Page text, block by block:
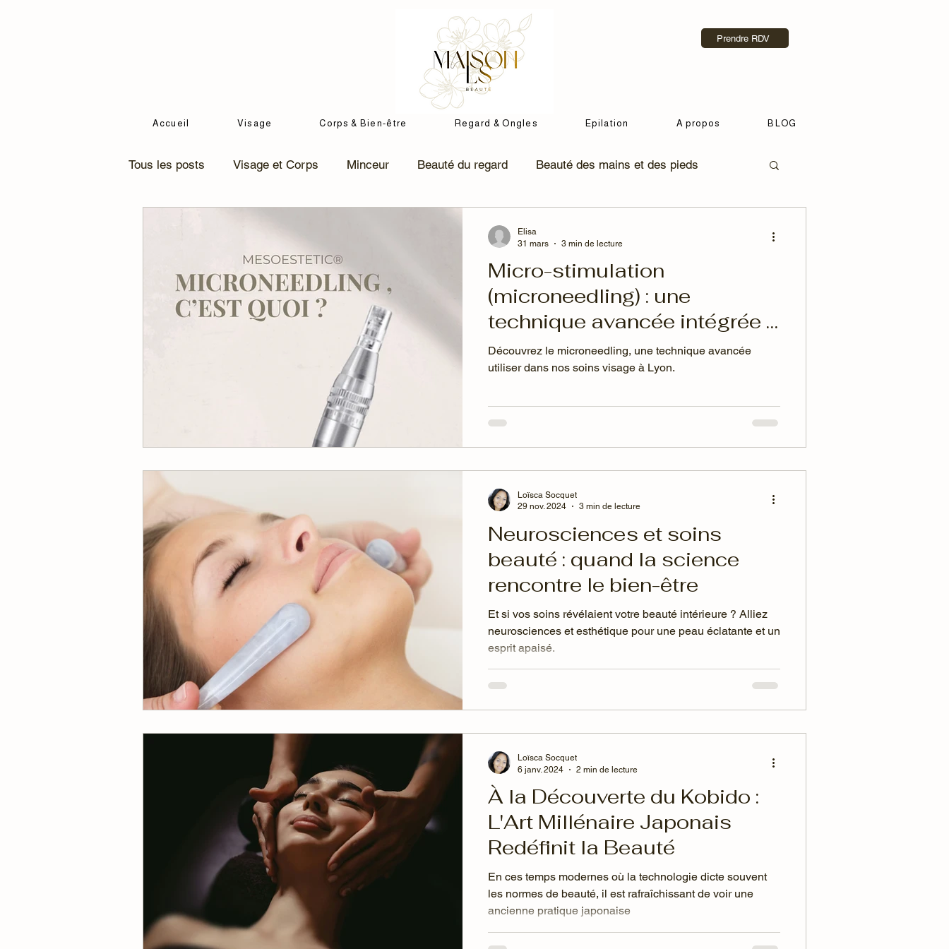
Prendre RDV
Accueil Visage Corps & Bien-être Regard & Ongles Epilation A propos BLOG
Tous les posts Visage et Corps Minceur Beauté du regard Beauté des mains et des pieds
Soin corps & bien-être cellulite
Micro-stimulation
(microneedling) : une
technique avancée intégrée à
nos soins visage à Lyon ✨
Découvrez le microneedling, une technique avancée
utiliser dans nos soins visage à Lyon.
Elisa
31 mars
3 min de lecture
Neurosciences et soins
beauté : quand la science
rencontre le bien-être
Et si vos soins révélaient votre beauté intérieure ? Alliez
neurosciences et esthétique pour une peau éclatante et un
esprit apaisé.
Loïsca Socquet
29 nov. 2024
3 min de lecture
À la Découverte du Kobido :
L'Art Millénaire Japonais
Redéfinit la Beauté
En ces temps modernes où la technologie dicte souvent
les normes de beauté, il est rafraîchissant de voir une
ancienne pratique japonaise
Loïsca Socquet
6 janv. 2024
2 min de lecture